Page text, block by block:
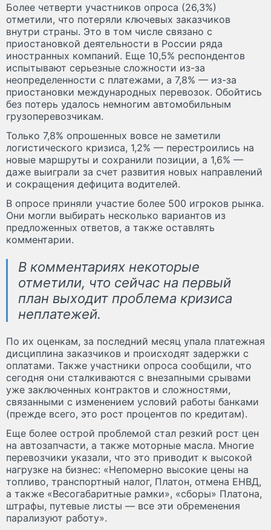
Более четверти участников опроса (26,3%)
отметили, что потеряли ключевых заказчиков
внутри страны. Это в том числе связано с
приостановкой деятельности в России ряда
иностранных компаний. Еще 10,5% респондентов
испытывают серьезные сложности из-за
неопределенности с платежами, а 7,8% — из-за
приостановки международных перевозок. Обойтись
без потерь удалось немногим автомобильным
грузоперевозчикам.
Только 7,8% опрошенных вовсе не заметили
логистического кризиса, 1,2% — перестроились на
новые маршруты и сохранили позиции, а 1,6% —
даже выиграли за счет развития новых направлений
и сокращения дефицита водителей.
В опросе приняли участие более 500 игроков рынка.
Они могли выбирать несколько вариантов из
предложенных ответов, а также оставлять
комментарии.
В комментариях некоторые
отметили, что сейчас на первый
план выходит проблема кризиса
неплатежей.
По их оценкам, за последний месяц упала платежная
дисциплина заказчиков и происходят задержки с
оплатами. Также участники опроса сообщили, что
сегодня они сталкиваются с внезапными срывами
уже заключенных контрактов и сложностями,
связанными с изменением условий работы банками
(прежде всего, это рост процентов по кредитам).
Еще более острой проблемой стал резкий рост цен
на автозапчасти, а также моторные масла. Многие
перевозчики указали, что это приводит к высокой
нагрузке на бизнес: «Непомерно высокие цены на
топливо, транспортный налог, Платон, отмена ЕНВД,
а также «Весогабаритные рамки», «сборы» Платона,
штрафы, путевые листы — все эти обременения
парализуют работу».